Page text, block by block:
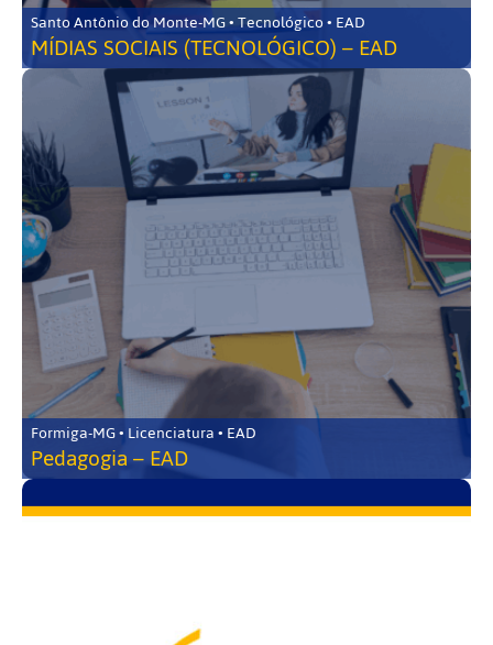
Santo Antônio do Monte-MG • Tecnológico • EAD
MÍDIAS SOCIAIS (TECNOLÓGICO) – EAD
Formiga-MG • Licenciatura • EAD
Pedagogia – EAD